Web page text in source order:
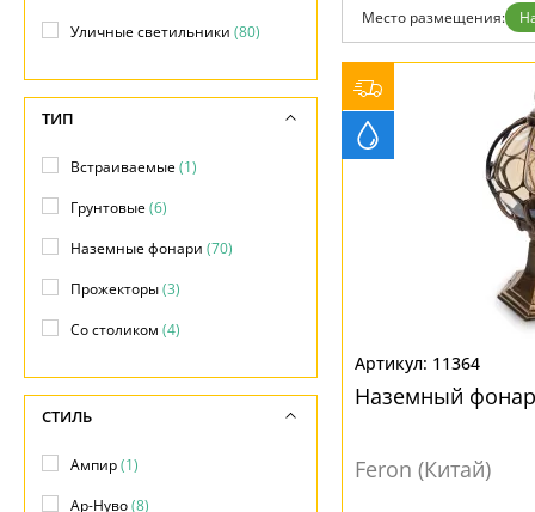
Доставка и оплата
Гарантия
Возврат
Установка
Бренды
Контакты
Хай
Место размещения:
11364
Наземный
Feron (Китай)
Уличные светильники (80)
ТИП
Встраиваемые(1)
Грунтовые(6)
Наземные фонари (70)
Прожекторы(3)
Со столиком (4)
СТИЛЬ
Ампир(1)
Ар-Нуво(8)